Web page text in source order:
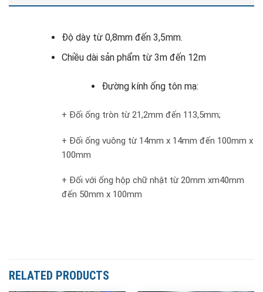
Độ dày từ 0,8mm đến 3,5mm.
Chiều dài sản phẩm từ 3m đến 12m
Đường kính ống tôn mạ:
+ Đối ống tròn từ 21,2mm đến 113,5mm;
+ Đối ống vuông từ 14mm x 14mm đến 100mm x
100mm
+ Đối với ống hộp chữ nhật từ 20mm xm40mm
đến 50mm x 100mm
RELATED PRODUCTS